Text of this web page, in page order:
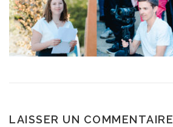
LAISSER UN COMMENTAIRE